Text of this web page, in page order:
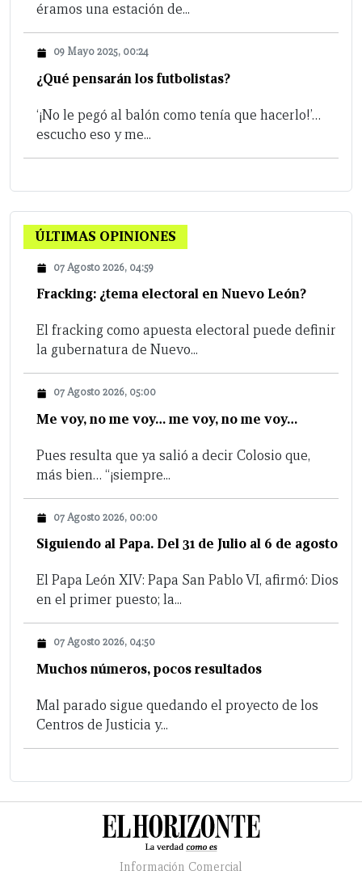
éramos una estación de...
09 Mayo 2025, 00:24
¿Qué pensarán los futbolistas?
‘¡No le pegó al balón como tenía que hacerlo!’…
escucho eso y me...
ÚLTIMAS OPINIONES
07 Agosto 2026, 04:59
Fracking: ¿tema electoral en Nuevo León?
El fracking como apuesta electoral puede definir
la gubernatura de Nuevo...
07 Agosto 2026, 05:00
Me voy, no me voy… me voy, no me voy…
Pues resulta que ya salió a decir Colosio que,
más bien… “¡siempre...
07 Agosto 2026, 00:00
Siguiendo al Papa. Del 31 de Julio al 6 de agosto
El Papa León XIV: Papa San Pablo VI, afirmó: Dios
en el primer puesto; la...
07 Agosto 2026, 04:50
Muchos números, pocos resultados
Mal parado sigue quedando el proyecto de los
Centros de Justicia y...
Información Comercial